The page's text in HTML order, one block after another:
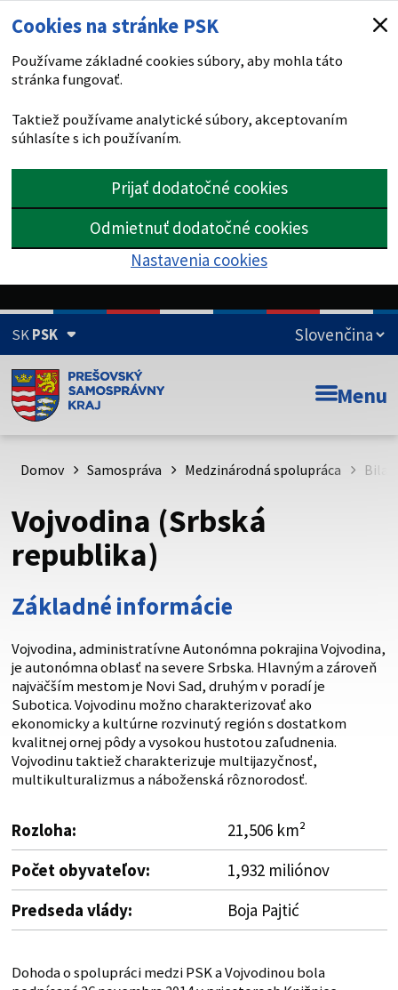
Cookies na stránke PSK
Používame základné cookies súbory, aby mohla táto
stránka fungovať.
Taktiež používame analytické súbory, akceptovaním
súhlasíte s ich používaním.
Prijať dodatočné cookies
Odmietnuť dodatočné cookies
Nastavenia cookies
SKPSK
Doména psk.sk je oficiálna
Toto je oficiálna webová stránka Prešovského
psk.sk.
Buďte pozorní a vždy sa uistite, že zdieľate informácie iba
cez zabezpečenú webovú stránku. Zabezpečená stránka
Menu
Domov Samospráva Medzinárodná spolupráca
Vojvodina (Srbská
republika)
Základné informácie
Vojvodina, administratívne Autonómna pokrajina Vojvodina,
je autonómna oblasť na severe Srbska. Hlavným a zároveň
najväčším mestom je Novi Sad, druhým v poradí je
Subotica. Vojvodinu možno charakterizovať ako
ekonomicky a kultúrne rozvinutý región s dostatkom
kvalitnej ornej pôdy a vysokou hustotou zaľudnenia.
Vojvodinu taktiež charakterizuje multijazyčnosť,
multikulturalizmus a náboženská rôznorodosť.
Rozloha:
21,506 km²
Počet obyvateľov:
1,932 miliónov
Predseda vlády: Boja Pajtić
Dohoda o spolupráci medzi PSK a Vojvodinou bola